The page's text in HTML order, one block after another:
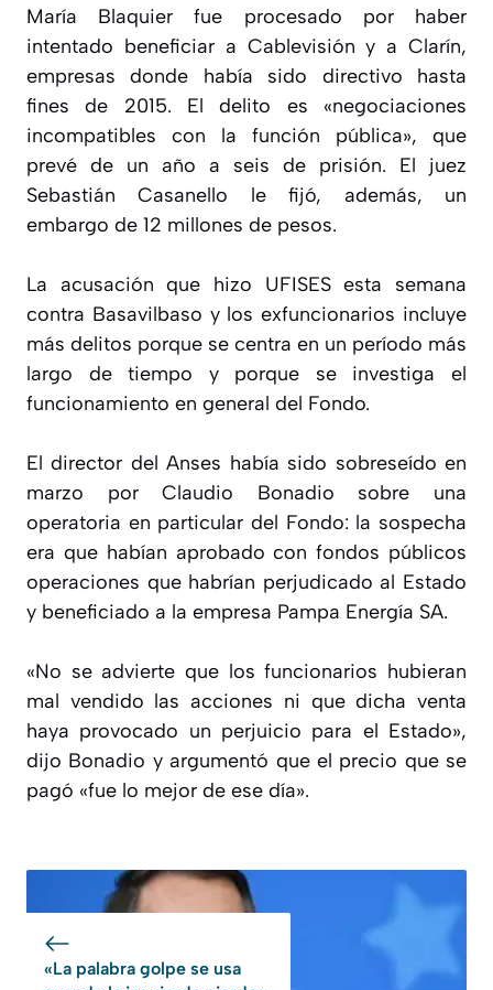
María Blaquier fue procesado por haber
intentado beneficiar a Cablevisión y a Clarín,
empresas donde había sido directivo hasta
fines de 2015. El delito es «negociaciones
incompatibles con la función pública», que
prevé de un año a seis de prisión. El juez
Sebastián Casanello le fijó, además, un
embargo de 12 millones de pesos.
La acusación que hizo UFISES esta semana
contra Basavilbaso y los exfuncionarios incluye
más delitos porque se centra en un período más
largo de tiempo y porque se investiga el
funcionamiento en general del Fondo.
El director del Anses había sido sobreseído en
marzo por Claudio Bonadio sobre una
operatoria en particular del Fondo: la sospecha
era que habían aprobado con fondos públicos
operaciones que habrían perjudicado al Estado
y beneficiado a la empresa Pampa Energía SA.
«No se advierte que los funcionarios hubieran
mal vendido las acciones ni que dicha venta
haya provocado un perjuicio para el Estado»,
dijo Bonadio y argumentó que el precio que se
pagó «fue lo mejor de ese día».
«La palabra golpe se usa